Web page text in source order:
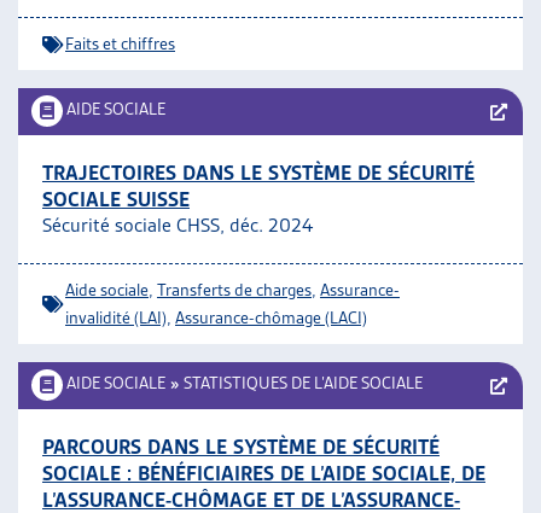
Faits et chiffres
AIDE SOCIALE
TRAJECTOIRES DANS LE SYSTÈME DE SÉCURITÉ
SOCIALE SUISSE
Sécurité sociale CHSS, déc. 2024
Aide sociale Transferts de charges Assurance-
invalidité (LAI) Assurance-chômage (LACI)
AIDE SOCIALE » STATISTIQUES DE L’AIDE SOCIALE
PARCOURS DANS LE SYSTÈME DE SÉCURITÉ
SOCIALE : BÉNÉFICIAIRES DE L’AIDE SOCIALE, DE
L’ASSURANCE-CHÔMAGE ET DE L’ASSURANCE-